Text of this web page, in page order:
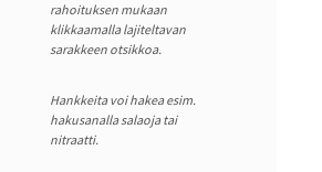
rahoituksen mukaan
klikkaamalla lajiteltavan
sarakkeen otsikkoa.
Hankkeita voi hakea esim.
hakusanalla salaoja tai
nitraatti.